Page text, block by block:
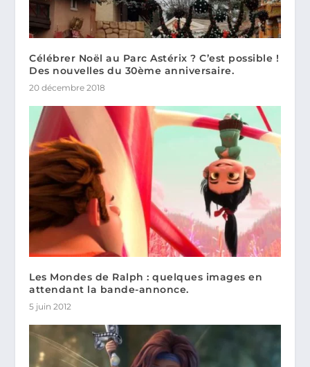
Célébrer Noël au Parc Astérix ? C’est possible !
Des nouvelles du 30ème anniversaire.
20 décembre 2018
Les Mondes de Ralph : quelques images en
attendant la bande-annonce.
5 juin 2012